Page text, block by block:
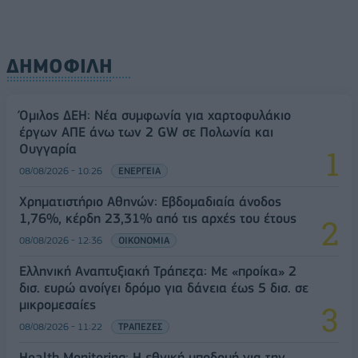
ΔΗΜΟΦΙΛΗ
Όμιλος ΔΕΗ: Νέα συμφωνία για χαρτοφυλάκιο
έργων ΑΠΕ άνω των 2 GW σε Πολωνία και
Ουγγαρία
08/08/2026 - 10:26 ΕΝΕΡΓΕΙΑ
Χρηματιστήριο Αθηνών: Εβδομαδιαία άνοδος
1,76%, κέρδη 23,31% από τις αρχές του έτους
08/08/2026 - 12:36 ΟΙΚΟΝΟΜΙΑ
Ελληνική Αναπτυξιακή Τράπεζα: Με «προίκα» 2
δισ. ευρώ ανοίγει δρόμο για δάνεια έως 5 δισ. σε
μικρομεσαίες
08/08/2026 - 11:22 ΤΡΑΠΕΖΕΣ